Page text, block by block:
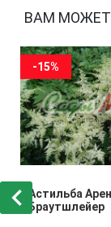
ВАМ
-15%
Астильба
Браутшлейер